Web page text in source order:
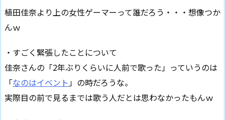
植田佳奈より上の女性ゲーマーって誰だろう・・・想像つか
んｗ
・すごく緊張したことについて
佳奈さんの「2年ぶりくらいに人前で歌った」っていうのは
「なのはイベント」の時だろうな。
実際目の前で見るまでは歌う人だとは思わなかったもんｗ